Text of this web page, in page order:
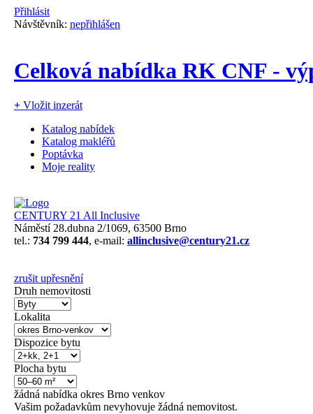
Přihlásit
Návštěvník: nepřihlášen
Celková nabídka RK CNF -
+ Vložit inzerát
Katalog nabídek
Katalog makléřů
Poptávka
Moje reality
CENTURY 21 All Inclusive
Náměstí 28.dubna 2/1069, 63500 Brno
tel.: 734 799 444, e-mail: allinclusive@century21.cz
zrušit upřesnění
Druh nemovitosti
Lokalita
Dispozice bytu
Plocha bytu
žádná nabídka okres Brno venkov
Vašim požadavkům nevyhovuje žádná nemovitost.